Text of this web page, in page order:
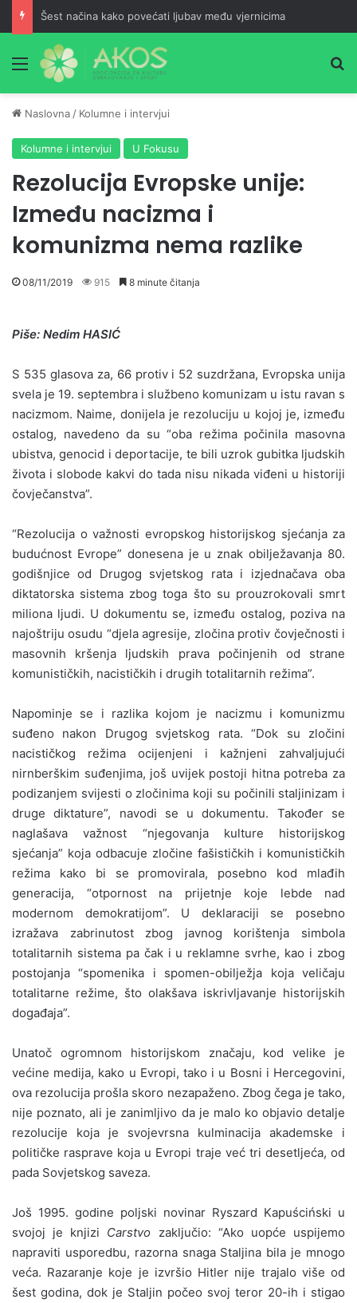
Šest načina kako povećati ljubav među vjernicima
Meni
Naslovna / Kolumne i intervjui
Kolumne i intervjui U Fokusu
Rezolucija Evropske unije:
Između nacizma i
komunizma nema razlike
08/11/2019 915 8 minute čitanja
Piše: Nedim HASIĆ
S 535 glasova za, 66 protiv i 52 suzdržana, Evropska unija
svela je 19. septembra i službeno komunizam u istu ravan s
nacizmom. Naime, donijela je rezoluciju u kojoj je, između
ostalog, navedeno da su “oba režima počinila masovna
ubistva, genocid i deportacije, te bili uzrok gubitka ljudskih
života i slobode kakvi do tada nisu nikada viđeni u historiji
čovječanstva”.
“Rezolucija o važnosti evropskog historijskog sjećanja za
budućnost Evrope” donesena je u znak obilježavanja 80.
godišnjice od Drugog svjetskog rata i izjednačava oba
diktatorska sistema zbog toga što su prouzrokovali smrt
miliona ljudi. U dokumentu se, između ostalog, poziva na
najoštriju osudu “djela agresije, zločina protiv čovječnosti i
masovnih kršenja ljudskih prava počinjenih od strane
komunističkih, nacističkih i drugih totalitarnih režima”.
Napominje se i razlika kojom je nacizmu i komunizmu
suđeno nakon Drugog svjetskog rata. “Dok su zločini
nacističkog režima ocijenjeni i kažnjeni zahvaljujući
nirnberškim suđenjima, još uvijek postoji hitna potreba za
podizanjem svijesti o zločinima koji su počinili staljinizam i
druge diktature”, navodi se u dokumentu. Također se
naglašava važnost “njegovanja kulture historijskog
sjećanja” koja odbacuje zločine fašističkih i komunističkih
režima kako bi se promovirala, posebno kod mlađih
generacija, “otpornost na prijetnje koje lebde nad
modernom demokratijom”. U deklaraciji se posebno
izražava zabrinutost zbog javnog korištenja simbola
totalitarnih sistema pa čak i u reklamne svrhe, kao i zbog
postojanja “spomenika i spomen-obilježja koja veličaju
totalitarne režime, što olakšava iskrivljavanje historijskih
događaja”.
Unatoč ogromnom historijskom značaju, kod velike je
većine medija, kako u Evropi, tako i u Bosni i Hercegovini,
ova rezolucija prošla skoro nezapaženo. Zbog čega je tako,
nije poznato, ali je zanimljivo da je malo ko objavio detalje
rezolucije koja je svojevrsna kulminacija akademske i
političke rasprave koja u Evropi traje već tri desetljeća, od
pada Sovjetskog saveza.
Još 1995. godine poljski novinar Ryszard Kapuściński u
svojoj je knjizi Carstvo zaključio: “Ako uopće uspijemo
napraviti usporedbu, razorna snaga Staljina bila je mnogo
veća. Razaranje koje je izvršio Hitler nije trajalo više od
šest godina, dok je Staljin počeo svoj teror 20-ih i stigao